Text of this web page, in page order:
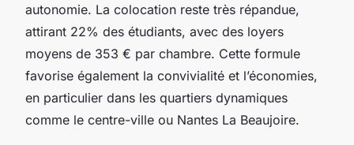
autonomie. La colocation reste très répandue,
attirant 22% des étudiants, avec des loyers
moyens de 353 € par chambre. Cette formule
favorise également la convivialité et l’économies,
en particulier dans les quartiers dynamiques
comme le centre-ville ou Nantes La Beaujoire.